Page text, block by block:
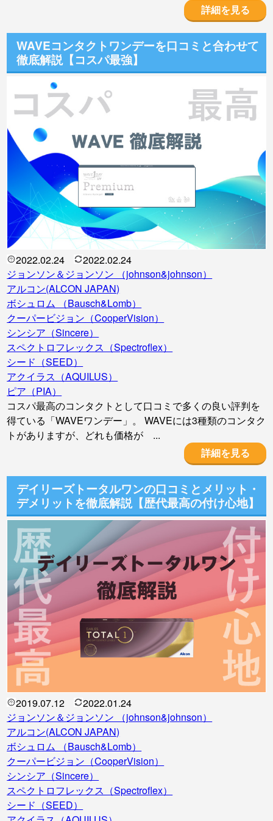
詳細を見る
WAVEコンタクトワンデーを口コミと合わせて
徹底解説【コスパ最強】
2022.02.24
2022.02.24
ジョンソン＆ジョンソン （johnson&johnson）
アルコン(ALCON JAPAN)
ボシュロム （Bausch&Lomb）
クーパービジョン（CooperVision）
シンシア（Sincere）
スペクトロフレックス（Spectroflex）
シード（SEED）
アクイラス（AQUILUS）
ピア（PIA）
コスパ最高のコンタクトとして口コミで多くの良い評判を
得ている「WAVEワンデー」。 WAVEには3種類のコンタク
トがありますが、どれも価格が ...
詳細を見る
デイリーズトータルワンの口コミとメリット・
デメリットを徹底解説【歴代最高の付け心地】
2019.07.12
2022.01.24
ジョンソン＆ジョンソン （johnson&johnson）
アルコン(ALCON JAPAN)
ボシュロム （Bausch&Lomb）
クーパービジョン（CooperVision）
シンシア（Sincere）
スペクトロフレックス（Spectroflex）
シード（SEED）